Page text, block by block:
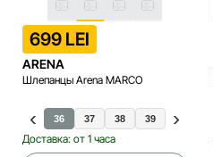
699 LEI
ARENA
Шлепанцы Arena MARCO
36 37 38 39 40
Доставка: от 1 часа